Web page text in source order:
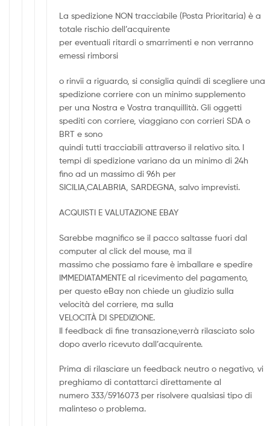
La spedizione NON tracciabile (Posta Prioritaria) è a
totale rischio dell’acquirente
per eventuali ritardi o smarrimenti e non verranno
emessi rimborsi
o rinvii a riguardo, si consiglia quindi di scegliere una
spedizione corriere con un minimo supplemento
per una Nostra e Vostra tranquillità. Gli oggetti
spediti con corriere, viaggiano con corrieri SDA o
BRT e sono
quindi tutti tracciabili attraverso il relativo sito. I
tempi di spedizione variano da un minimo di 24h
fino ad un massimo di 96h per
SICILIA,CALABRIA, SARDEGNA, salvo imprevisti.
ACQUISTI E VALUTAZIONE EBAY
Sarebbe magnifico se il pacco saltasse fuori dal
computer al click del mouse, ma il
massimo che possiamo fare è imballare e spedire
IMMEDIATAMENTE al ricevimento del pagamento,
per questo eBay non chiede un giudizio sulla
velocità del corriere, ma sulla
VELOCITÀ DI SPEDIZIONE.
Il feedback di fine transazione,verrà rilasciato solo
dopo averlo ricevuto dall’acquirente.
Prima di rilasciare un feedback neutro o negativo, vi
preghiamo di contattarci direttamente al
numero 333/5916073 per risolvere qualsiasi tipo di
malinteso o problema.